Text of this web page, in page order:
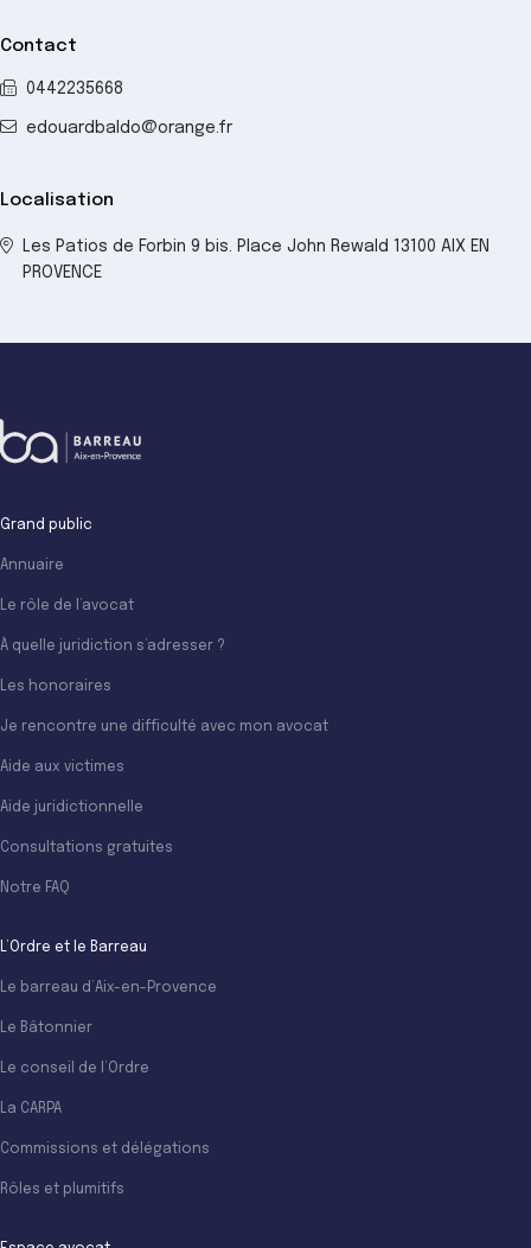
Contact
0442235668
edouardbaldo@orange.fr
Localisation
Les Patios de Forbin 9 bis. Place John Rewald 13100 AIX EN
PROVENCE
Grand public
Annuaire
Le rôle de l’avocat
À quelle juridiction s’adresser ?
Les honoraires
Je rencontre une difficulté avec mon avocat
Aide aux victimes
Aide juridictionnelle
Consultations gratuites
Notre FAQ
L’Ordre et le Barreau
Le barreau d’Aix-en-Provence
Le Bâtonnier
Le conseil de l’Ordre
La CARPA
Commissions et délégations
Rôles et plumitifs